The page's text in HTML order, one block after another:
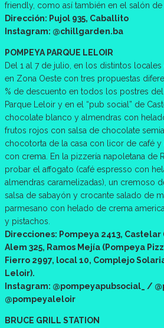
friendly, como así también en el salón de
Dirección: Pujol 935, Caballito
Instagram: @chillgarden.ba
POMPEYA PARQUE LELOIR
Del 1 al 7 de julio, en los distintos
en Zona Oeste con tres propuestas
% de descuento en todos los postres
Parque Leloir y en el “pub social” de
chocolate blanco y almendras con
frutos rojos con salsa de chocolate
chocotorta de la casa con licor de café
con crema. En la pizzería napoletana de
probar el affogato (café espresso con
almendras caramelizadas), un cremoso
salsa de sabayón y crocante salado de
parmesano con helado de crema
y pistachos.
Direcciones: Pompeya 2413, Castelar
Alem 325, Ramos Mejía (Pompeya
Fierro 2997, local 10, Complejo
Leloir).
Instagram: @pompeyapubsocial_ /
@pompeyaleloir
BRUCE GRILL STATION